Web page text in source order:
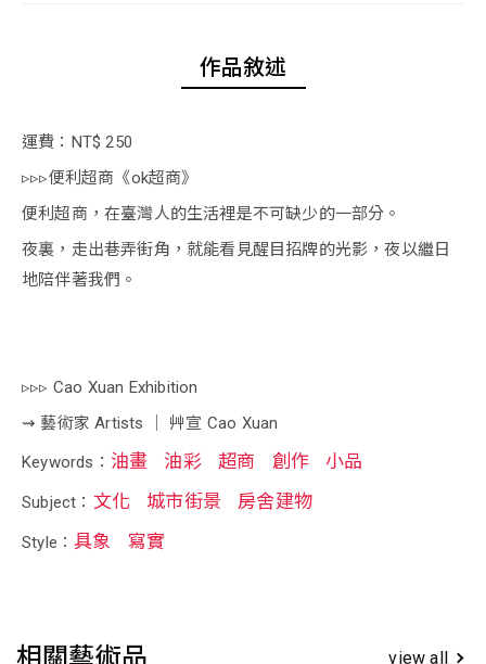
作品敘述
運費：NT$ 250
▹▹▹便利超商《ok超商》
便利超商，在臺灣人的生活裡是不可缺少的一部分。
夜裏，走出巷弄街角，就能看見醒目招牌的光影，夜以繼日
地陪伴著我們。
▹▹▹ Cao Xuan Exhibition
⇝ 藝術家 Artists │ 艸宣 Cao Xuan
Keywords： 油畫 油彩 超商 創作 小品
Subject： 文化 城市街景 房舍建物
Style： 具象 寫實
相關藝術品 view all